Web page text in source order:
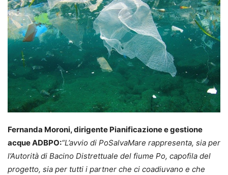
Fernanda Moroni, dirigente Pianificazione e gestione
acque ADBPO:“L’avvio di PoSalvaMare rappresenta, sia per
l’Autorità di Bacino Distrettuale del fiume Po, capofila del
progetto, sia per tutti i partner che ci coadiuvano e che